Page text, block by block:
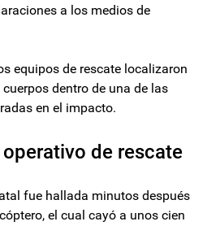
a los medios de
equipos de rescate localizaron
dentro de una de las
en el impacto.
de rescate
fue hallada minutos después
el cual cayó a unos cien